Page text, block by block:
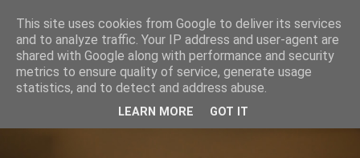
This site uses cookies from Google to deliver its services
and to analyze traffic. Your IP address and user-agent are
shared with Google along with performance and security
metrics to ensure quality of service, generate usage
statistics, and to detect and address abuse.
LEARN MORE GOT IT